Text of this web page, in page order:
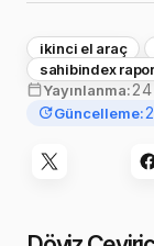
ikinci el araç
sahibindex
Yayınlanma:
Güncelleme: